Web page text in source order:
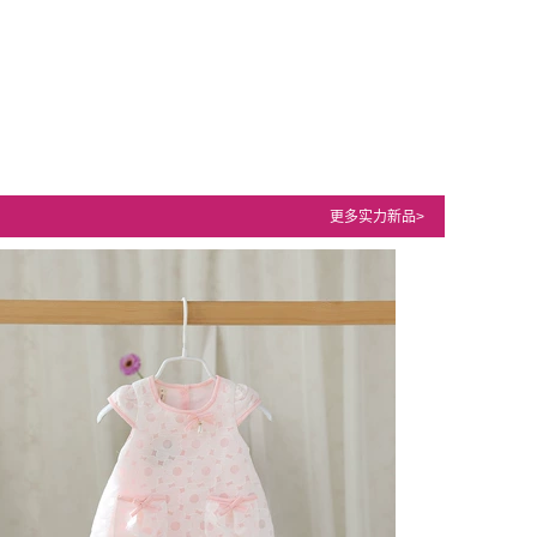
更多实力新品>